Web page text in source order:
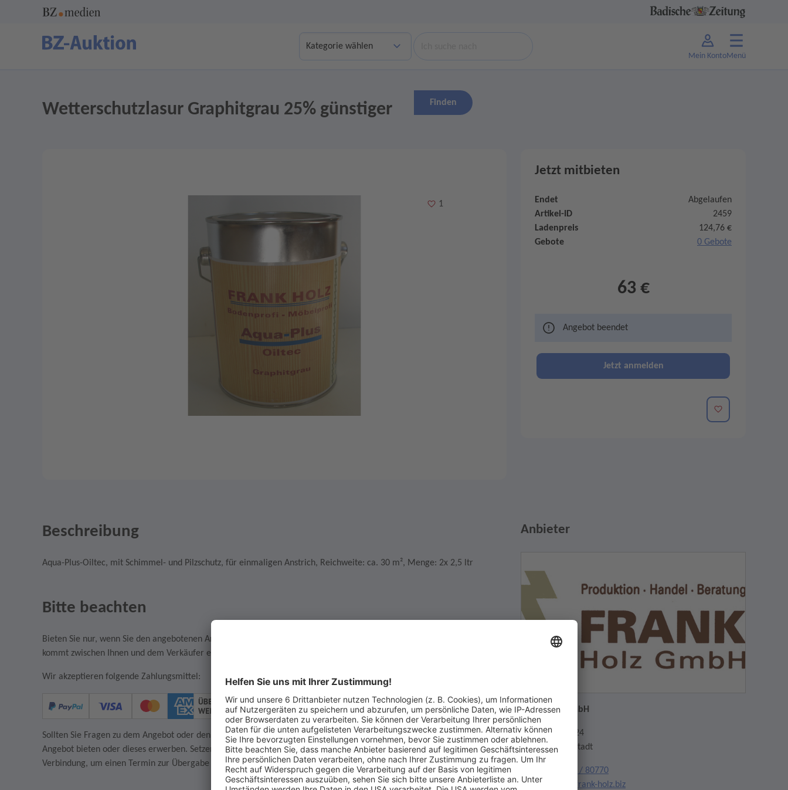
Finden
Mein KontoMenü
Wetterschutzlasur Graphitgrau 25% günstiger
Merken
1
Jetzt mitbieten
Endet
Abgelaufen
Artikel-ID
2459
Ladenpreis
124,76 €
Gebote
0 Gebote
63 €
Angebot beendet
Jetzt anmelden
Merken
Beschreibung
Aqua-Plus-Oiltec, mit Schimmel- und Pilzschutz, für einmaligen Anstrich, Reichweite: ca. 30 m², Menge: 2x 2,5 ltr
Bitte beachten
Bieten Sie nur, wenn Sie den angebotenen Artikel auch wirklich kaufen möchten. Wenn Sie die Auktion gewinnen, dann
kommt zwischen Ihnen und dem Verkäufer ein rechtsgültiger Vertrag zustande, der Sie zum Kauf verpflichtet.
Wir akzeptieren folgende Zahlungsmittel:
Sollten Sie Fragen zu dem Angebot oder den AGB des Verkäufer haben, dann kontaktieren Sie diesen bevor Sie für das
Angebot bieten oder dieses erwerben. Setzen Sie sich innerhalb von 2 Wochen nach Kauf mit dem Verkäufer in
Verbindung, um einen Termin zur Übergabe des Artikels zu vereinbaren.
Anbieter
Frank Holz GmbH
Baummattstr. 24
79739 Schwörstadt
07762 / 80770
Email:
team@frank-holz.biz